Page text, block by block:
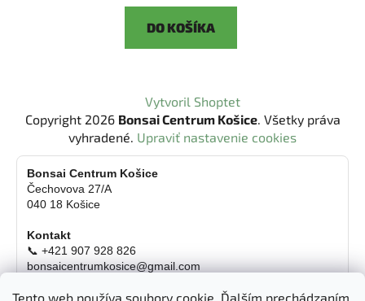
Tento web používa soubory cookie. Ďalším prechádzaním
DO KOŠÍKA
Vytvoril Shoptet
Copyright 2026 Bonsai Centrum Košice. Všetky práva
vyhradené. Upraviť nastavenie cookies
Bonsai Centrum Košice
Čechovova 27/A
040 18 Košice
Kontakt
📞 +421 907 928 826
bonsaicentrumkosice@gmail.com